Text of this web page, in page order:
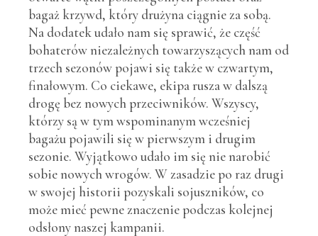
bagaż krzywd, który drużyna ciągnie za sobą.
Na dodatek udało nam się sprawić, że część
bohaterów niezależnych towarzyszących nam od
trzech sezonów pojawi się także w czwartym,
finałowym. Co ciekawe, ekipa rusza w dalszą
drogę bez nowych przeciwników. Wszyscy,
którzy są w tym wspominanym wcześniej
bagażu pojawili się w pierwszym i drugim
sezonie. Wyjątkowo udało im się nie narobić
sobie nowych wrogów. W zasadzie po raz drugi
w swojej historii pozyskali sojuszników, co
może mieć pewne znaczenie podczas kolejnej
odsłony naszej kampanii.